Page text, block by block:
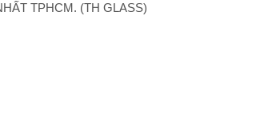
TPHCM. (TH GLASS)